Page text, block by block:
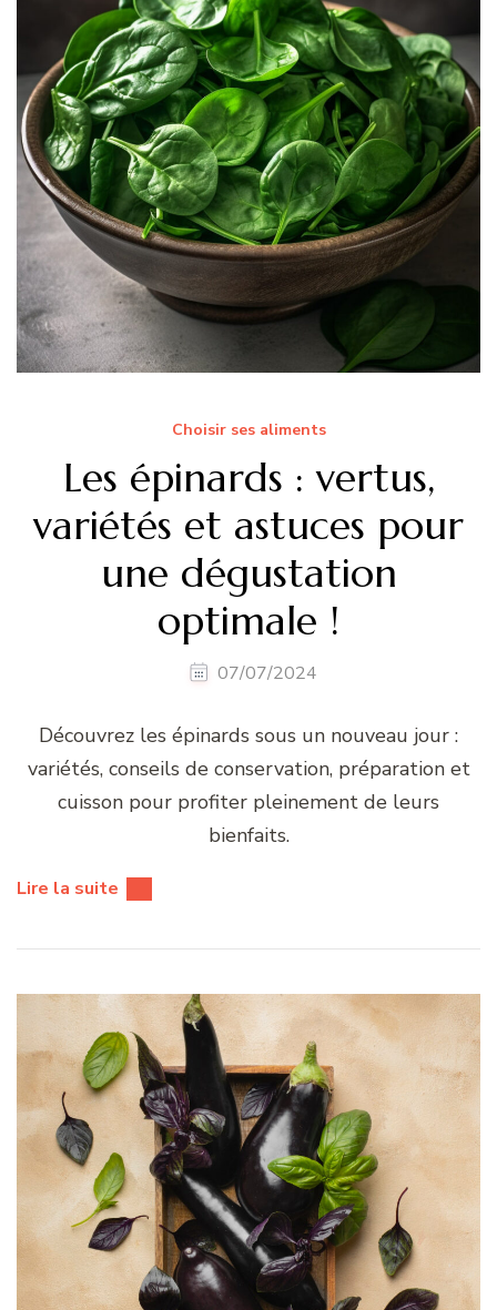
Choisir ses aliments
Les épinards : vertus,
variétés et astuces pour
une dégustation
optimale !
07/07/2024
Découvrez les épinards sous un nouveau jour :
variétés, conseils de conservation, préparation et
cuisson pour profiter pleinement de leurs
bienfaits.
Lire la suite